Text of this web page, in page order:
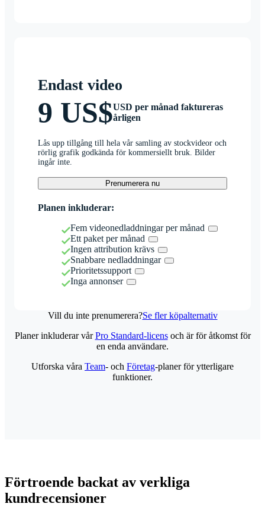
Endast video
9 US$USD per månad faktureras
årligen
Lås upp tillgång till hela vår samling av stockvideor och
rörlig grafik godkända för kommersiellt bruk. Bilder
ingår inte.
Prenumerera nu
Planen inkluderar:
Fem videonedladdningar per månad
Ett paket per månad
Ingen attribution krävs
Snabbare nedladdningar
Prioritetssupport
Inga annonser
Vill du inte prenumerera?Se fler köpalternativ
Planer inkluderar vårPro Standard-licensoch är för åtkomst för
en enda användare.
Utforska våra Team- och Företag-planer för ytterligare
funktioner.
Förtroende backat av verkliga
kundrecensioner